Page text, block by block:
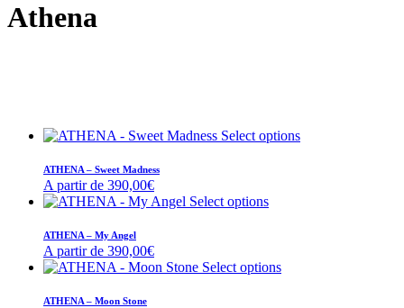
Athena
Select options
ATHENA – Sweet Madness
A partir de 390,00€
Select options
ATHENA – My Angel
A partir de 390,00€
Select options
ATHENA – Moon Stone